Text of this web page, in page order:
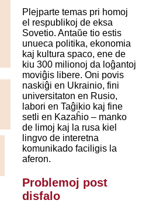
Plejparte temas pri homoj
el respublikoj de eksa
Sovetio. Antaŭe tio estis
unueca politika, ekonomia
kaj kultura spaco, ene de
kiu 300 milionoj da loĝantoj
moviĝis libere. Oni povis
naskiĝi en Ukrainio, fini
universitaton en Rusio,
labori en Taĝikio kaj fine
setli en Kazaĥio – manko
de limoj kaj la rusa kiel
lingvo de interetna
komunikado faciligis la
aferon.
Problemoj post
disfalo